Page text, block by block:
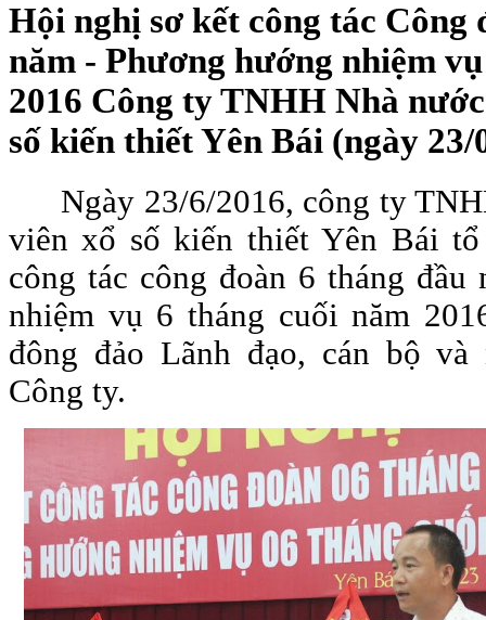
Hội nghị sơ kết công tác Công
năm - Phương hướng nhiệm
2016 Công ty TNHH Nhà
số kiến thiết Yên Bái (ngày 23/
Ngày 23/6/2016, công ty
viên xổ số kiến thiết Yên Bái
công tác công đoàn 6 tháng đầu
nhiệm vụ 6 tháng cuối năm
đông đảo Lãnh đạo, cán bộ
Công ty.